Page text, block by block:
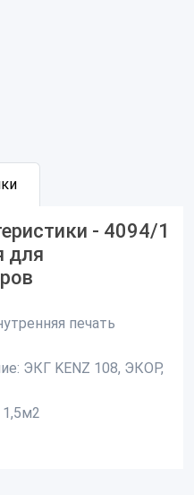
- 4094/1
для
печать
ЭКГ KENZ 108, ЭКОР,
1,5м2